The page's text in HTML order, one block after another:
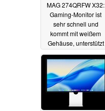
MAG 274QRFW X32:
Gaming-Monitor ist
sehr schnell und
kommt mit weißem
Gehäuse, unterstützt
Co.28.07.2025